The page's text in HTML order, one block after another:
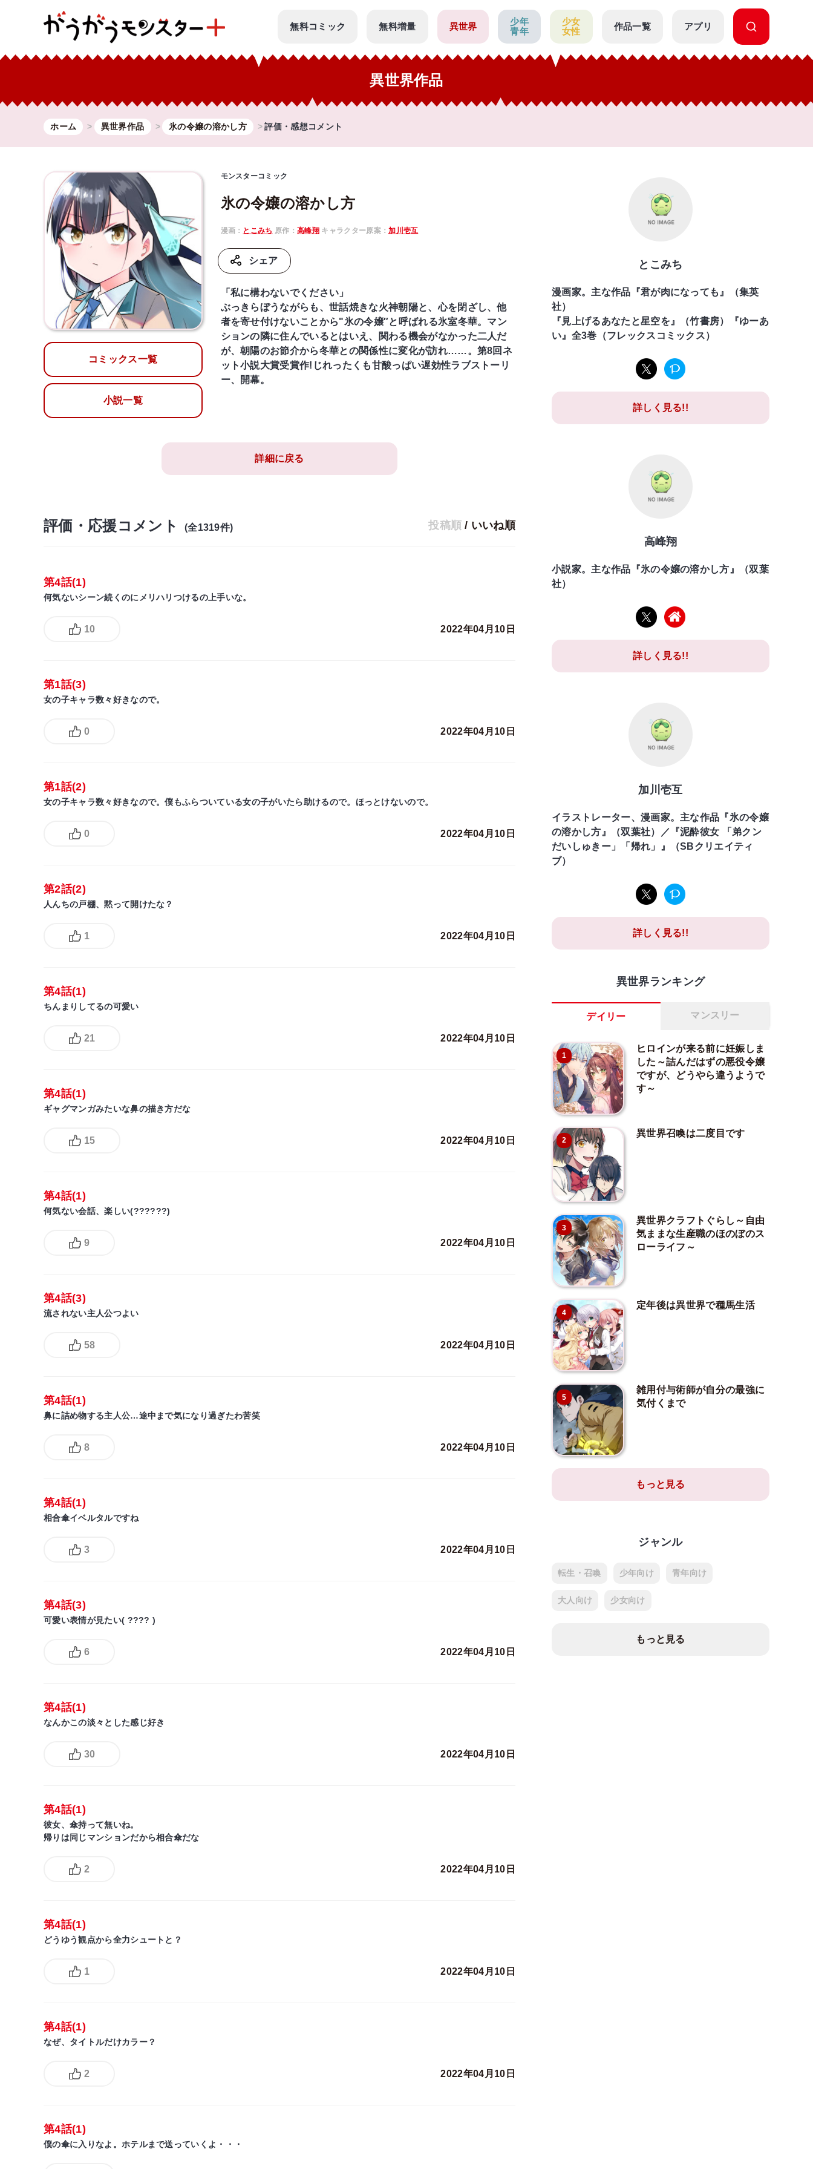
無料コミック 無料増量 異世界
少年
青年
少女
女性
作品一覧 アプリ
異世界作品
ホーム 異世界作品 氷の令嬢の溶かし方 評価・感想コメント
コミックス一覧
小説一覧
モンスターコミック
氷の令嬢の溶かし方
漫画： とこみち 原作：高峰翔 キャラクター原案：加川壱互
シェア
「私に構わないでください」
ぶっきらぼうながらも、世話焼きな火神朝陽と、心を閉ざし、他
者を寄せ付けないことから"氷の令嬢″と呼ばれる氷室冬華。マン
ションの隣に住んでいるとはいえ、関わる機会がなかった二人だ
が、朝陽のお節介から冬華との関係性に変化が訪れ……。第8回ネ
ット小説大賞受賞作!じれったくも甘酸っぱい遅効性ラブストーリ
ー、開幕。
詳細に戻る
評価・応援コメント (全1319件) 投稿順 / いいね順
第4話(1)
何気ないシーン続くのにメリハリつけるの上手いな。
10 2022年04月10日
第1話(3)
女の子キャラ数々好きなので。
0 2022年04月10日
第1話(2)
女の子キャラ数々好きなので。僕もふらついている女の子がいたら助けるので。ほっとけないので。
0 2022年04月10日
第2話(2)
人んちの戸棚、黙って開けたな？
1 2022年04月10日
第4話(1)
ちんまりしてるの可愛い
21 2022年04月10日
第4話(1)
ギャグマンガみたいな鼻の描き方だな
15 2022年04月10日
第4話(1)
何気ない会話、楽しい(??????)
9 2022年04月10日
第4話(3)
流されない主人公つよい
58 2022年04月10日
第4話(1)
鼻に詰め物する主人公…途中まで気になり過ぎたわ苦笑
8 2022年04月10日
第4話(1)
相合傘イベルタルですね
3 2022年04月10日
第4話(3)
可愛い表情が見たい( ???? )
6 2022年04月10日
第4話(1)
なんかこの淡々とした感じ好き
30 2022年04月10日
第4話(1)
彼女、傘持って無いね。
帰りは同じマンションだから相合傘だな
2 2022年04月10日
第4話(1)
どうゆう観点から全力シュートと？
1 2022年04月10日
第4話(1)
なぜ、タイトルだけカラー？
2 2022年04月10日
第4話(1)
僕の傘に入りなよ。ホテルまで送っていくよ・・・
とこみち
漫画家。主な作品『君が肉になっても』（集英
社）
『見上げるあなたと星空を』（竹書房）『ゆーあ
い』全3巻（フレックスコミックス）
詳しく見る!!
高峰翔
小説家。主な作品『氷の令嬢の溶かし方』（双葉
社）
詳しく見る!!
加川壱互
イラストレーター、漫画家。主な作品『氷の令嬢
の溶かし方』（双葉社）／『泥酔彼女 「弟クン
だいしゅきー」「帰れ」』（SBクリエイティ
ブ）
詳しく見る!!
異世界ランキング
デイリー マンスリー
1
ヒロインが来る前に妊娠しま
した～詰んだはずの悪役令嬢
ですが、どうやら違うようで
す～
2
異世界召喚は二度目です
3
異世界クラフトぐらし～自由
気ままな生産職のほのぼのス
ローライフ～
4
定年後は異世界で種馬生活
5
雑用付与術師が自分の最強に
気付くまで
もっと見る
ジャンル
転生・召喚 少年向け 青年向け
大人向け 少女向け
もっと見る